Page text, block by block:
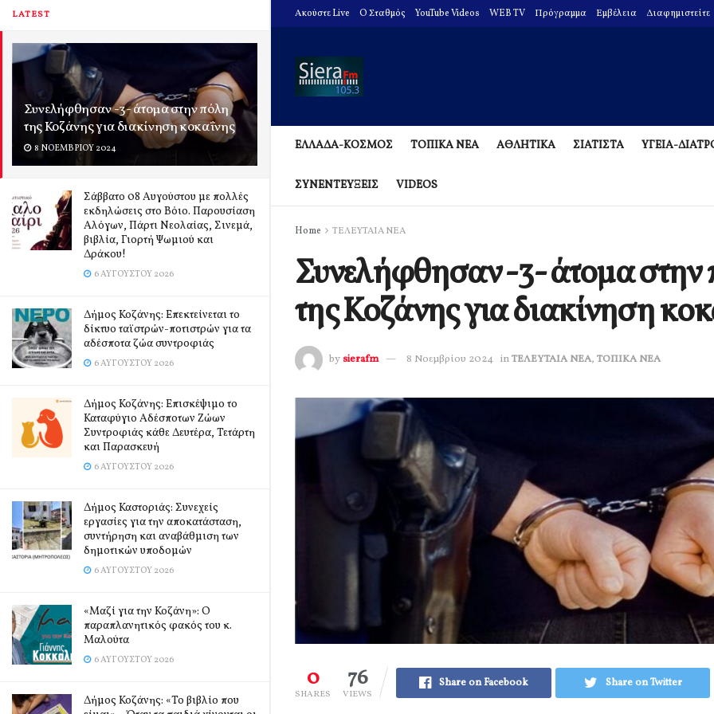
LATEST
Συνελήφθησαν -3- άτομα στην πόλη
της Κοζάνης για διακίνηση κοκαΐνης
8 ΝΟΕΜΒΡΊΟΥ 2024
Σάββατο 08 Αυγούστου με πολλές
εκδηλώσεις στο Βόιο. Παρουσίαση
Αλόγων, Πάρτι Νεολαίας, Σινεμά,
βιβλία, Γιορτή Ψωμιού και
Δράκου!
6 ΑΥΓΟΎΣΤΟΥ 2026
Δήμος Κοζάνης: Επεκτείνεται το
δίκτυο ταϊστρών-ποτιστρών για τα
αδέσποτα ζώα συντροφιάς
6 ΑΥΓΟΎΣΤΟΥ 2026
Δήμος Κοζάνης: Επισκέψιμο το
Καταφύγιο Αδέσποτων Ζώων
Συντροφιάς κάθε Δευτέρα, Τετάρτη
και Παρασκευή
6 ΑΥΓΟΎΣΤΟΥ 2026
Δήμος Καστοριάς: Συνεχείς
εργασίες για την αποκατάσταση,
συντήρηση και αναβάθμιση των
δημοτικών υποδομών
6 ΑΥΓΟΎΣΤΟΥ 2026
«Μαζί για την Κοζάνη»: Ο
παραπλανητικός φακός του κ.
Μαλούτα
6 ΑΥΓΟΎΣΤΟΥ 2026
Δήμος Κοζάνης: «Το βιβλίο που
Ακούστε Live O Σταθμός YouTube Videos WEB TV Πρόγραμμα Εμβέλεια Διαφημιστείτε
ΕΛΛΑΔΑ-ΚΟΣΜΟΣ ΤΟΠΙΚΑ ΝΕΑ ΑΘΛΗΤΙΚΑ ΣΙΑΤΙΣΤΑ ΥΓΕΙΑ-
ΣΥΝΕΝΤΕΥΞΕΙΣ VIDEOS
Home ΤΕΛΕΥΤΑΙΑ ΝΕΑ
Συνελήφθησαν -3- άτομα στην
της Κοζάνης για διακίνηση
by sierafm 8 Νοεμβρίου 2024 inΤΕΛΕΥΤΑΙΑ ΝΕΑ, ΤΟΠΙΚΑ ΝΕΑ
0
SHARES
76
VIEWS
Share on Facebook Share on Twitter